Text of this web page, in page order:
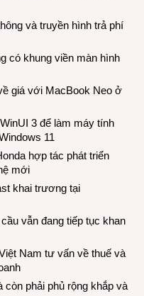
và truyền hình trả phí
có khung viền màn hình
giá với MacBook Neo ở
3 để làm máy tính
11
hợp tác phát triển
mới
khai trương tại
vẫn đang tiếp tục khan
Nam tư vấn về thuế và
còn phải phủ rộng khắp và